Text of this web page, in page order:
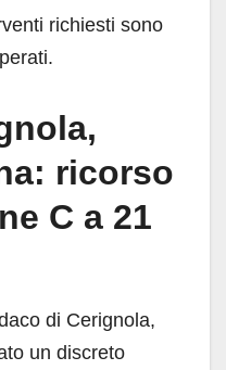
richiesti sono
ricorso
C a 21
di Cerignola,
un discreto